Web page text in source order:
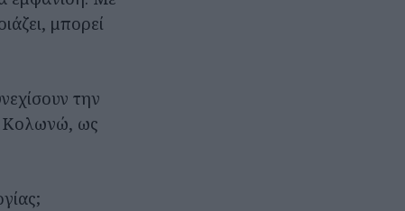
μπορεί
την
Κολωνώ, ως